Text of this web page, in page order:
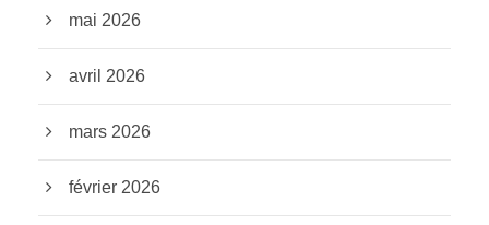
mai 2026
avril 2026
mars 2026
février 2026